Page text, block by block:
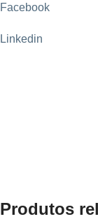
Facebook
Linkedin
Produtos